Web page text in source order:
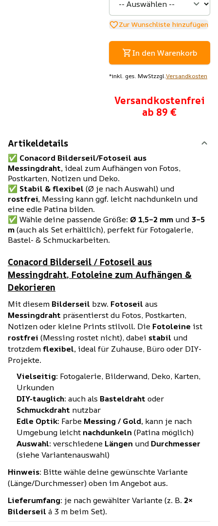
Zur Wunschliste hinzufügen
In den Warenkorb
*inkl. ges. MwStzzgl.Versandkosten
Versandkostenfrei
ab 89 €
Artikeldetails
✅ Conacord Bilderseil/Fotoseil aus
Messingdraht,ideal zum Aufhängen von Fotos,
Postkarten, Notizen und Deko.
✅ Stabil & flexibel (Ø je nach Auswahl) und
rostfrei, Messing kann ggf. leicht nachdunkeln und
eine edle Patina bilden.
✅ Wähle deine passende Größe: Ø 1,5–2 mm und 3–5
m(auch als Set erhältlich), perfekt für Fotogalerie,
Bastel- & Schmuckarbeiten.
Conacord Bilderseil / Fotoseil aus
Messingdraht, Fotoleine zum Aufhängen &
Dekorieren
Mit diesemBilderseil bzw. Fotoseil aus
Messingdraht präsentierst du Fotos, Postkarten,
Notizen oder kleine Prints stilvoll. Die Fotoleine ist
rostfrei (Messing rostet nicht), dabei stabil und
trotzdemflexibel,ideal für Zuhause, Büro oder DIY-
Projekte.
Vielseitig: Fotogalerie, Bilderwand, Deko, Karten,
Urkunden
DIY-tauglich: auch als Basteldraht oder
Schmuckdraht nutzbar
Edle Optik: Farbe Messing / Gold, kann je nach
Umgebung leichtnachdunkeln(Patina möglich)
Auswahl: verschiedene Längen und Durchmesser
(siehe Variantenauswahl)
Hinweis: Bitte wähle deine gewünschte Variante
(Länge/Durchmesser) oben im Angebot aus.
Lieferumfang: je nach gewählter Variante (z. B. 2×
Bilderseil à 3 m beim Set).